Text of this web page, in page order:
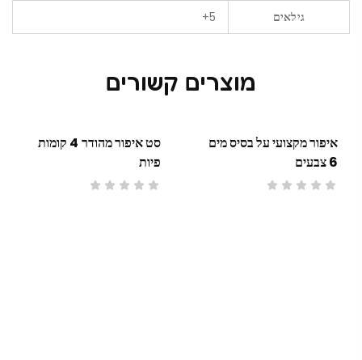
גילאים 5+
מוצרים קשורים
איפור מקצועי על בסיס מים
6 צבעים
סט איפור מהודר 4 קומות
פיות